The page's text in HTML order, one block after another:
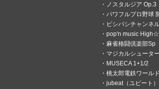
すご
ノスタルジア Op.3
パワフルプロ野球
ビシバシチャンネ
pop'n music
麻雀格闘倶楽部Sp
マジカルシューター
MUSECA 1+1/2
桃太郎電鉄ワールド ～地
jubeat（ユビート）